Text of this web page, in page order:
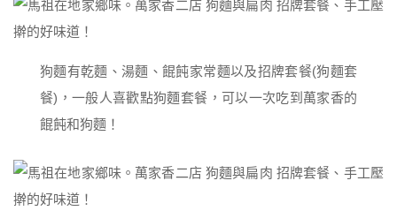
狗麵有乾麵、湯麵、餛飩家常麵以及招牌套餐(狗麵套
餐)，一般人喜歡點狗麵套餐，可以一次吃到萬家香的
餛飩和狗麵！